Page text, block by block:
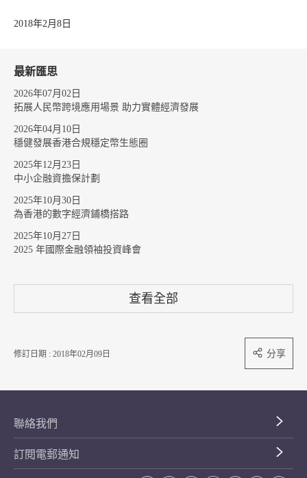
2018年2月8日
最新匯思
2026年07月02日
拓展人民幣跨境應用場景 助力實體經濟發展
2026年04月10日
穩健發展香港合規穩定幣生態圈
2025年12月23日
中小企融資擔保計劃
2025年10月30日
為香港的數字經濟鋪橋搭路
2025年10月27日
2025 年國際金融領袖投資峰會
查看全部
修訂日期 : 2018年02月09日 分享
聯絡我們
訂閱電郵通知